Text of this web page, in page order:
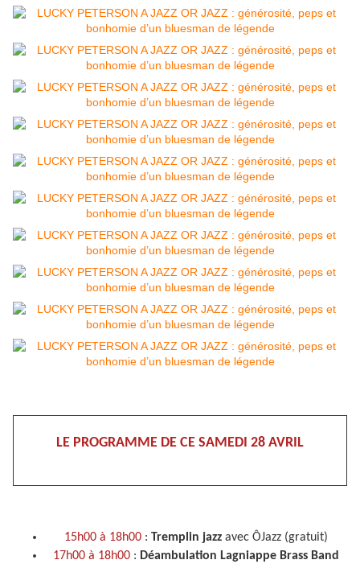
LE PROGRAMME DE CE SAMEDI 28 AVRIL
15h00 à 18h00 : Tremplin jazz avec ÔJazz (gratuit)
17h00 à 18h00 : Déambulation Lagniappe Brass Band